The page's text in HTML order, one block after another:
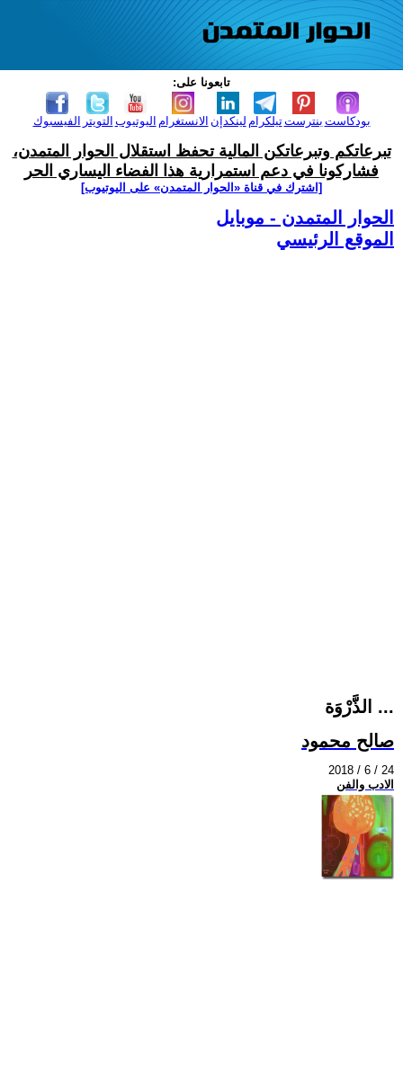
تابعونا على:
الفيسبوك التويتر اليوتيوب الانستغرام لينكدإن تيلكرامبنترست بودكاست
تبرعاتكم وتبرعاتكن المالية تحفظ استقلال الحوار المتمدن،
فشاركونا في دعم استمرارية هذا الفضاء اليساري الحر
[اشترك في قناة ‫«الحوار المتمدن» على اليوتيوب]
الحوار المتمدن - موبايل
الموقع الرئيسي
الذَّرْوَة ...
صالح محمود
2018 / 6 / 24
الادب والفن